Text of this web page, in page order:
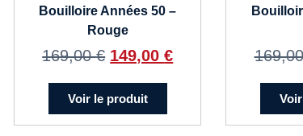
Bouilloire Années 50 –
Rouge
169,00€ 149,00€
Voir le produit